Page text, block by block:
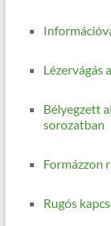
Lézervágás
Bélyegzett
sorozatban
Formázzon
Rugós